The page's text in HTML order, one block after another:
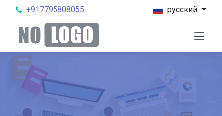
+917795808055 русский